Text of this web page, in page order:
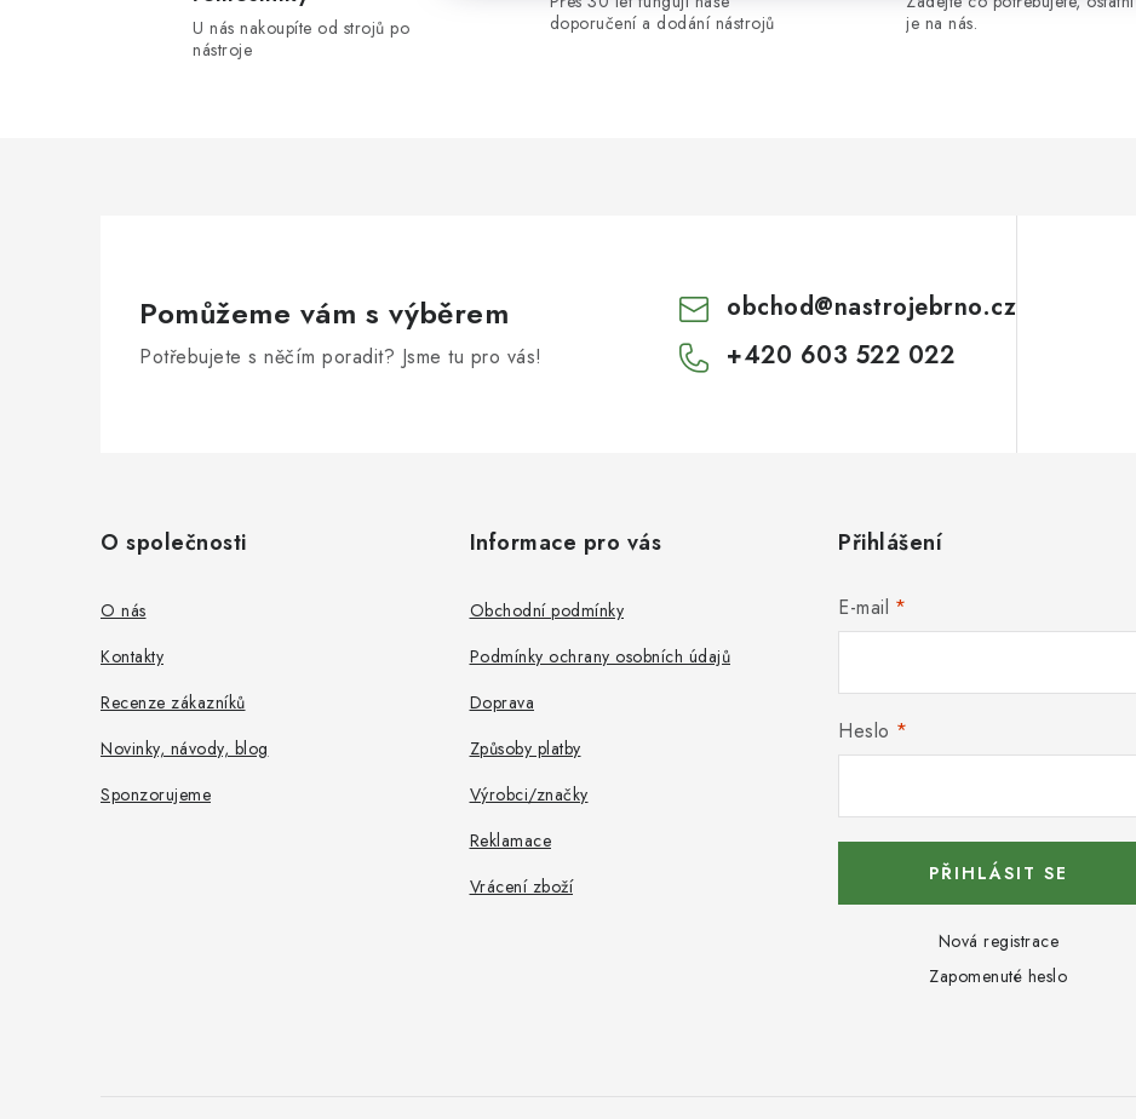
U nás nakoupíte od strojů po
nástroje
doporučení a dodání nástrojů
je na nás.
Pomůžeme vám s výběrem
Potřebujete s něčím poradit? Jsme tu pro vás!
obchod@nastrojebrno.cz
+420 603 522 022
O společnosti
O nás
Kontakty
Recenze zákazníků
Novinky, návody, blog
Sponzorujeme
Informace pro vás
Obchodní podmínky
Podmínky ochrany osobních údajů
Doprava
Způsoby platby
Výrobci/značky
Reklamace
Vrácení zboží
Přihlášení
E-mail
Heslo
PŘIHLÁSIT SE
Nová registrace
Zapomenuté heslo